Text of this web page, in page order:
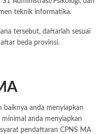
teknik informatika.
tersebut, daftarlah sesuai
beda provinsi.
baiknya anda menyiapkan
anda menyiapkan
pendaftaran CPNS MA